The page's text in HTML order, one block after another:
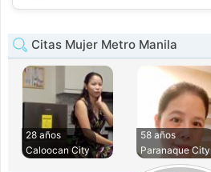
💕
Citas Mujer Metro Manila
28 años
Caloocan City
58 años
Paranaque City